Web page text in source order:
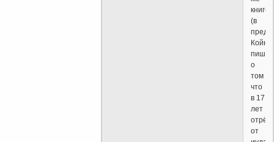
книге
(в
Койн
пишет
о
том
что
в 17
лет
от